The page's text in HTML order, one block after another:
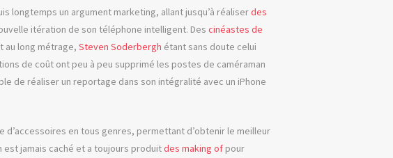
longtemps un argument marketing, allant jusqu’à réaliserdes
itération de son téléphone intelligent. Des cinéastes de
au long métrage, Steven Soderbergh étant sans doute celui
de coût ont peu à peu supprimé les postes de caméraman
de réaliser un reportage dans son intégralité avec un iPhone
d’accessoires en tous genres, permettant d’obtenir le meilleur
est jamais caché et a toujours produitdes making of pour